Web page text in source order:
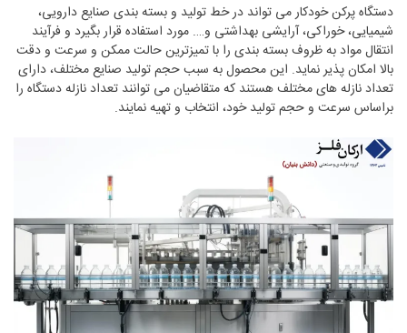
دستگاه پرکن خودکار می تواند در خط تولید و بسته بندی صنایع دارویی،
شیمیایی، خوراکی، آرایشی بهداشتی و…. مورد استفاده قرار بگیرد و فرآیند
انتقال مواد به ظروف بسته بندی را با تمیزترین حالت ممکن و سرعت و دقت
بالا امکان پذیر نماید. این محصول به سبب حجم تولید صنایع مختلف، دارای
تعداد نازله های مختلف هستند که متقاضیان می توانند تعداد نازله دستگاه را
براساس سرعت و حجم تولید خود، انتخاب و تهیه نمایند.